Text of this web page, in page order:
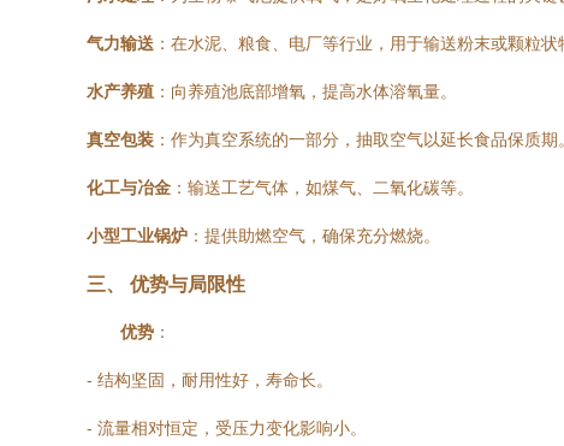
气力输送 ：在水泥、粮食、电厂等行业，用于输送粉末或颗粒状
水产养殖 ：向养殖池底部增氧，提高水体溶氧量。
真空包装 ：作为真空系统的一部分，抽取空气以延长食品保质期。
化工与冶金 ：输送工艺气体，如煤气、二氧化碳等。
小型工业锅炉 ：提供助燃空气，确保充分燃烧。
三、 优势与局限性
优势 ：
- 结构坚固，耐用性好，寿命长。
- 流量相对恒定，受压力变化影响小。